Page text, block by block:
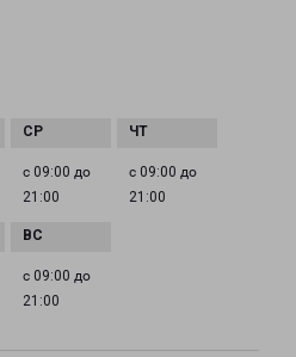
с 09:00 до
21:00
с 09:00 до
21:00
с 09:00 до
21:00